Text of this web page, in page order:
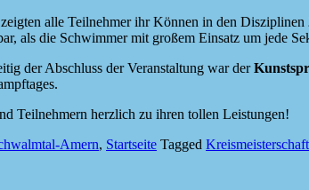
alle Teilnehmer ihr Können in den Disziplinen
als die Schwimmer mit großem Einsatz um jede
der Abschluss der Veranstaltung war der
Teilnehmern herzlich zu ihren tollen Leistungen!
Amern, Startseite Tagged Kreismeisterschaft